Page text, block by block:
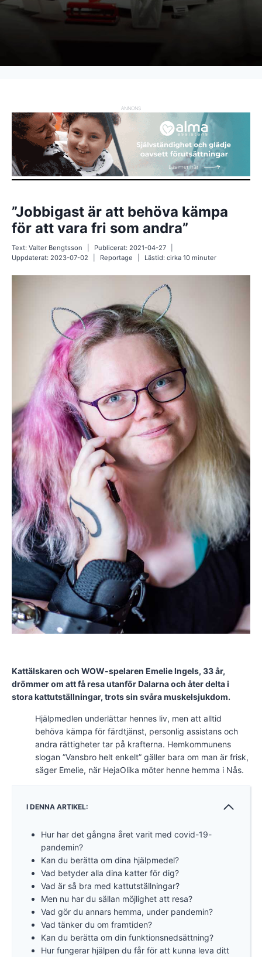
ANNONS
”Jobbigast är att behöva kämpa
för att vara fri som andra”
Text: Valter Bengtsson Publicerat: 2021-04-27
Uppdaterat: 2023-07-02 Reportage Lästid: cirka10minuter
Kattälskaren och WOW-spelaren Emelie Ingels, 33 år,
drömmer om att få resa utanför Dalarna och åter delta i
stora kattutställningar, trots sin svåra muskelsjukdom.
Hjälpmedlen underlättar hennes liv, men att alltid
behöva kämpa för färdtjänst, personlig assistans och
andra rättigheter tar på krafterna. Hemkommunens
slogan ”Vansbro helt enkelt” gäller bara om man är frisk,
säger Emelie, när HejaOlika möter henne hemma i Nås.
I DENNA ARTIKEL:
Hur har det gångna året varit med covid-19-
pandemin?
Kan du berätta om dina hjälpmedel?
Vad betyder alla dina katter för dig?
Vad är så bra med kattutställningar?
Men nu har du sällan möjlighet att resa?
Vad gör du annars hemma, under pandemin?
Vad tänker du om framtiden?
Kan du berätta om din funktionsnedsättning?
Hur fungerar hjälpen du får för att kunna leva ditt